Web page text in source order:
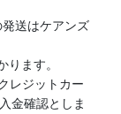
送はケアンズ
ます。
クレジットカー
金確認としま